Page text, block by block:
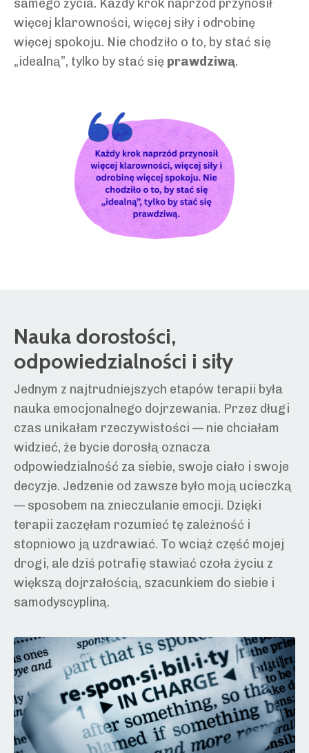
samego życia. Każdy krok naprzód przynosił
więcej klarowności, więcej siły i odrobinę
więcej spokoju. Nie chodziło o to, by stać się
„idealną”, tylko by stać się prawdziwą.
Nauka dorosłości,
odpowiedzialności i siły
Jednym z najtrudniejszych etapów terapii była
nauka emocjonalnego dojrzewania. Przez długi
czas unikałam rzeczywistości — nie chciałam
widzieć, że bycie dorosłą oznacza
odpowiedzialność za siebie, swoje ciało i swoje
decyzje. Jedzenie od zawsze było moją ucieczką
— sposobem na znieczulanie emocji. Dzięki
terapii zaczęłam rozumieć tę zależność i
stopniowo ją uzdrawiać. To wciąż część mojej
drogi, ale dziś potrafię stawiać czoła życiu z
większą dojrzałością, szacunkiem do siebie i
samodyscypliną.